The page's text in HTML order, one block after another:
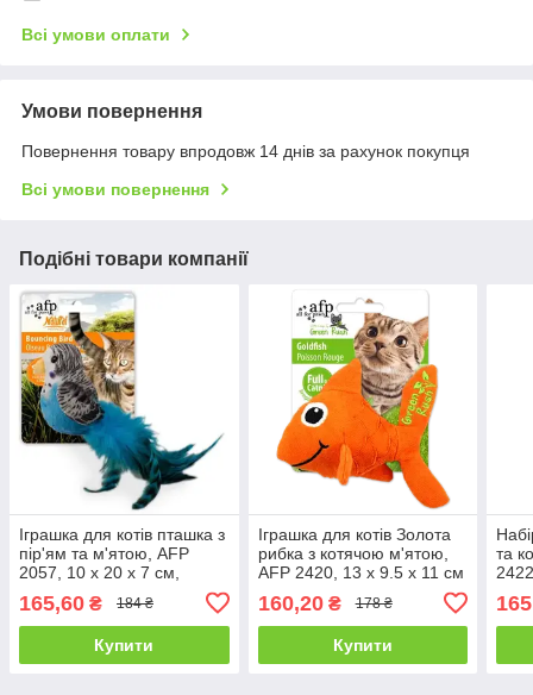
Всі умови оплати
Умови повернення
Повернення товару впродовж 14 днів за рахунок покупця
Всі умови повернення
Подібні товари компанії
Іграшка для котів пташка з
пір'ям та м'ятою, AFP
2057, 10 x 20 x 7 см,
165,60 ₴ 184 ₴
Купити
Іграшка для котів Золота
рибка з котячою м'ятою,
AFP 2420, 13 x 9.5 x 11 см
160,20₴ 178 ₴
Купити
та